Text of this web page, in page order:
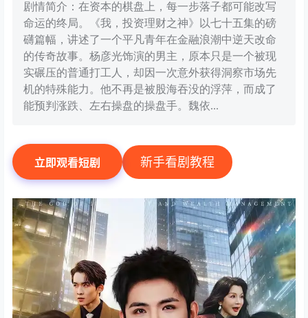
剧情简介：在资本的棋盘上，每一步落子都可能改写
命运的终局。《我，投资理财之神》以七十五集的磅
礴篇幅，讲述了一个平凡青年在金融浪潮中逆天改命
的传奇故事。杨彦光饰演的男主，原本只是一个被现
实碾压的普通打工人，却因一次意外获得洞察市场先
机的特殊能力。他不再是被股海吞没的浮萍，而成了
能预判涨跌、左右操盘的操盘手。魏依...
立即观看短剧 新手看剧教程